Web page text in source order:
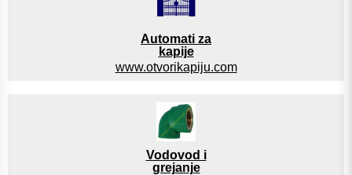
Automati za
kapije
www.otvorikapiju.com
Vodovod i
grejanje